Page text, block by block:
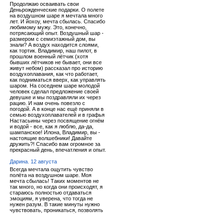
Продолжаю осваивать свои
Деньрожденческие подарки. О полете
на воздушном шаре я мечтала много
лет. И йохоу, мечта сбылась. Спасибо
любимому мужу. Это, конечно,
потрясающий опыт. Воздушный шар -
размером с семиэтажный дом, вы
знали? А воздух находится слоями,
как тортик. Владимир, наш пилот, в
прошлом военный лётчик (хотя
бывших лётчиков не бывает, они все
живут небом) рассказал про историю
воздухоплавания, как что работает,
как подниматься вверх, как управлять
шаром. На соседнем шаре молодой
человек сделал предложение своей
девушке и мы поздравляли их через
рацию. И нам очень повезло с
погодой. А в конце нас ещё приняли в
семью воздухоплавателей и в графья
Настасьины через посвящение огнём
и водой - все, как я люблю, да-да,
шампанское! Илона, Владимир, вы -
настоящие волшебники! Давайте
дружить?! Спасибо вам огромное за
прекрасный день, впечатления и опыт.
Дарина. 12 августа
Всегда мечтала ощутить чувство
полёта на воздушном шаре. Моя
мечта сбылась! Таких моментов не
так много, но когда они происходят, я
стараюсь полностью отдаваться
эмоциям, я уверена, что тогда не
нужен разум. В такие минуты нужно
чувствовать, проникаться, позволять